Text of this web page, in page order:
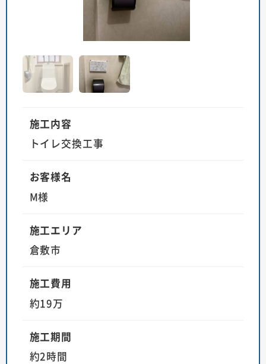
施工内容
トイレ交換工事
お客様名
M様
施工エリア
倉敷市
施工費用
約19万
施工期間
約2時間